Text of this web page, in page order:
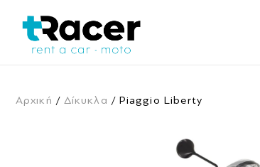
Αρχική / Δίκυκλα / Piaggio Liberty